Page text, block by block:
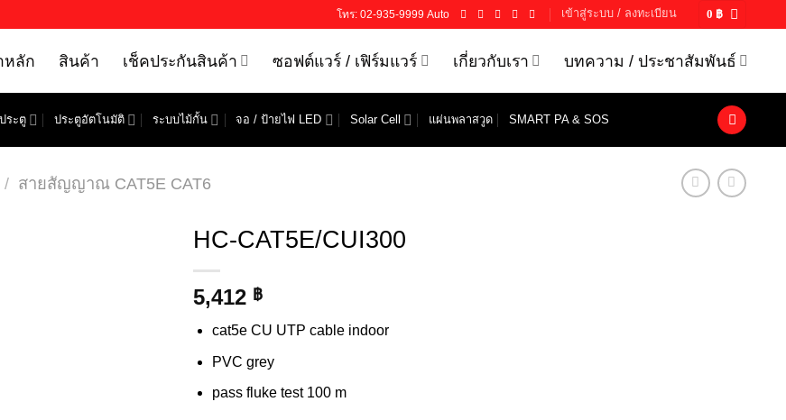
โทร: 02-935-9999 Auto เข้าสู่ระบบ / ลงทะเบียน 0 ฿
หลัก สินค้า เช็คประกันสินค้า ซอฟต์แวร์ / เฟิร์มแวร์ เกี่ยวกับเรา บทความ / ประชาสัมพันธ์
ระตู ประตูอัตโนมัติ ระบบไม้กั้น จอ / ป้ายไฟ LED Solar Cell แผ่นพลาสวูด SMART PA & SOS
/ สายสัญญาณ CAT5E CAT6
HC-CAT5E/CUI300
5,412 ฿
cat5e CU UTP cable indoor
PVC grey
pass fluke test 100 m